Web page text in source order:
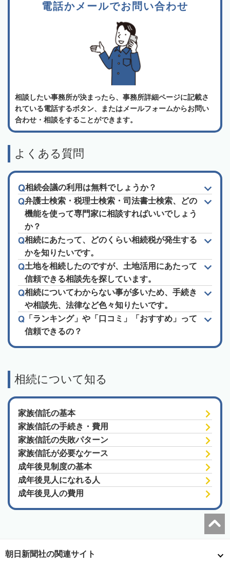
電話かメールでお問い合わせ
相談したい事務所が決まったら、事務所詳細ページに記載さ
れている電話するボタン、またはメールフォームからお問い
合わせ・相談をすることができます。
よくある質問
相続会議の利用は無料でしょうか？
弁護士検索・税理士検索・司法書士検索、どの
機能を使って専門家に相談すればいいでしょう
か？
相続にあたって、どのくらい相続税が発生する
かを知りたいです。
土地を相続したのですが、土地活用にあたって
信頼できる相談先を探しています。
相続についてわからない事が多いため、手続き
や相談先、法律など色々知りたいです。
「ランキング」や「口コミ」「おすすめ」って
信頼できるの？
相続について知る
家族信託の基本
家族信託の手続き・費用
家族信託の失敗パターン
家族信託が必要なケース
成年後見制度の基本
成年後見人になれる人
成年後見人の費用
朝日新聞社の関連サイト